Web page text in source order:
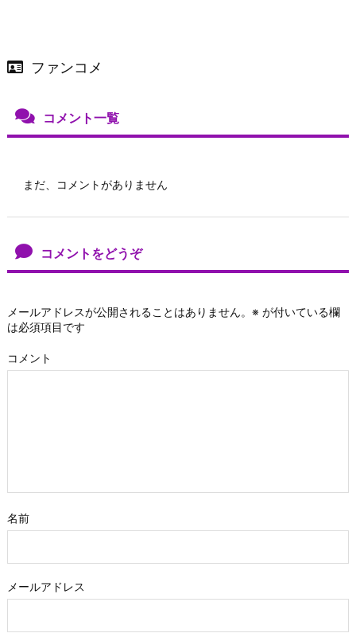
ファンコメ
コメント一覧
まだ、コメントがありません
コメントをどうぞ
メールアドレスが公開されることはありません。 ※ が付いている欄
は必須項目です
コメント
名前
メールアドレス